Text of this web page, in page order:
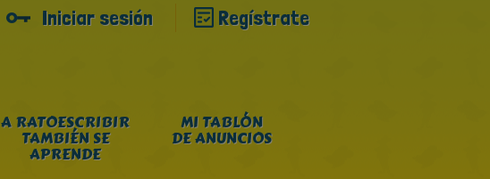
Iniciar sesión Regístrate
A RATOESCRIBIR
TAMBIÉN SE
APRENDE
MI TABLÓN
DE ANUNCIOS